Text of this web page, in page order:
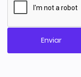
Enviar